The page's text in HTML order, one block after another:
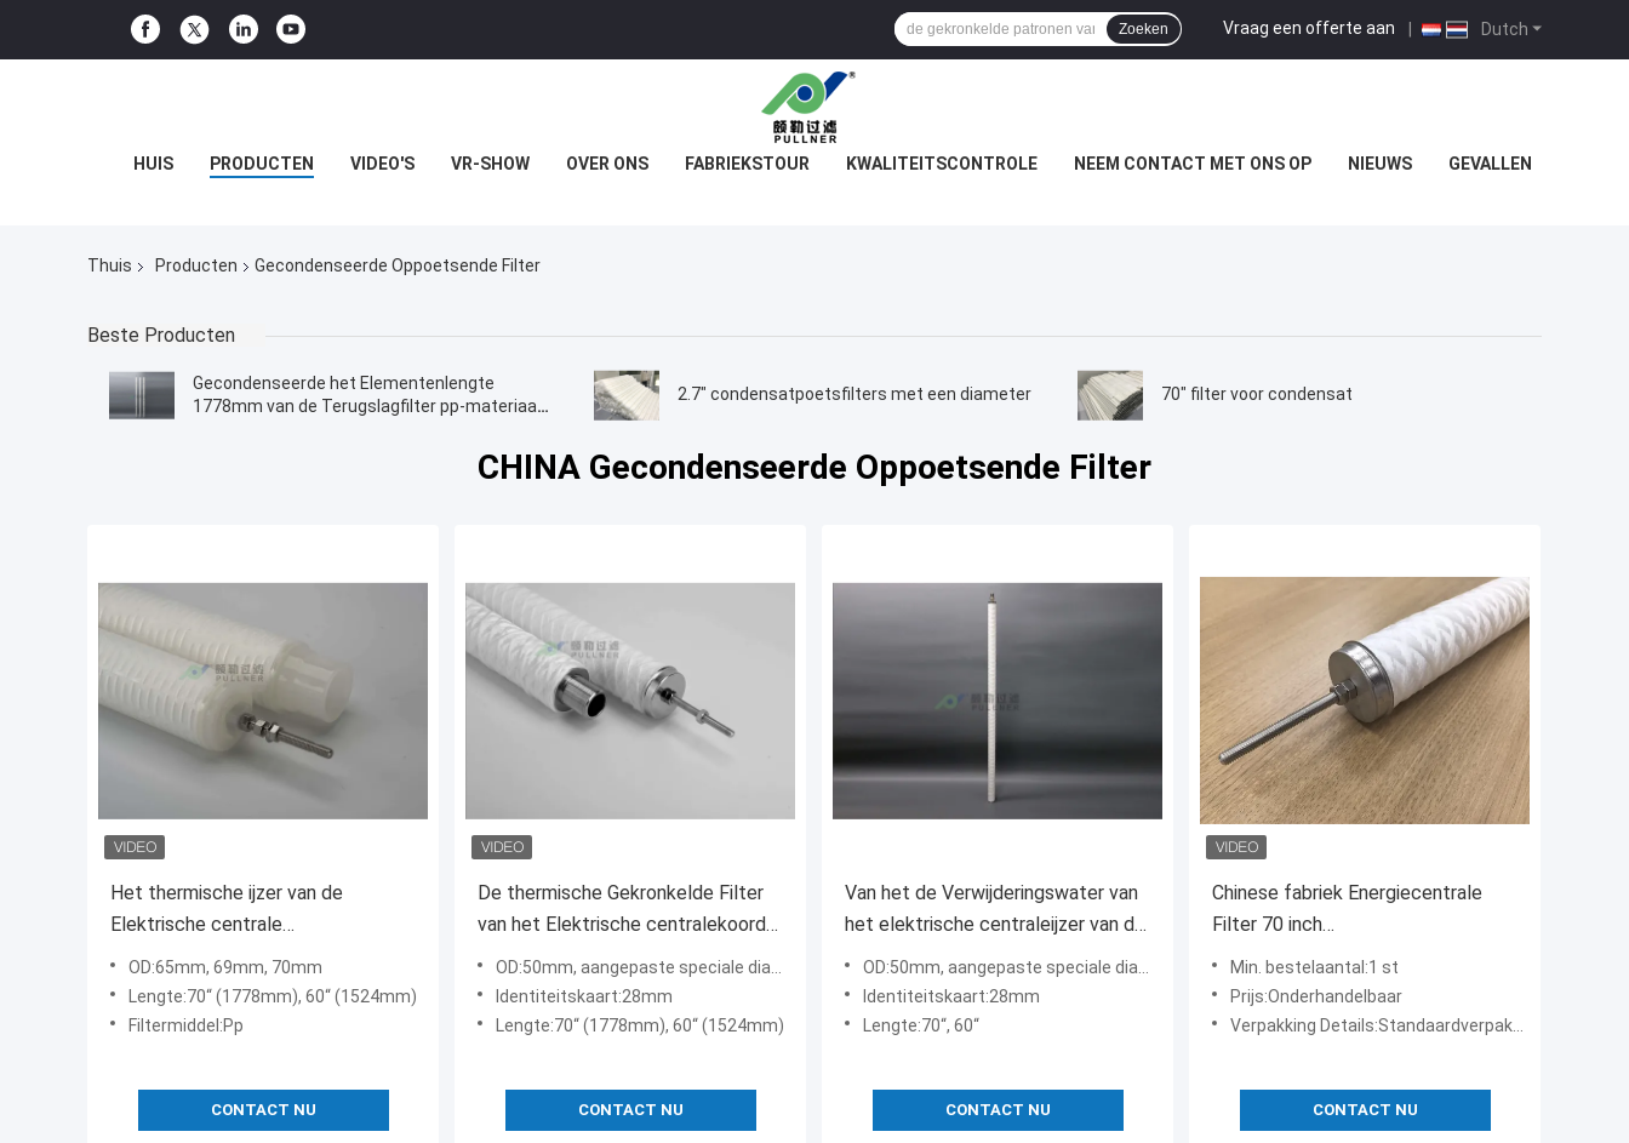
Dutch
Vraag een offerte aan |
Zoeken
HUIS PRODUCTEN VIDEO'S VR-SHOW OVER ONS FABRIEKSTOUR KWALITEITSCONTROLE NEEM CONTACT MET ONS OP NIEUWS GEVALLEN
Thuis Producten Gecondenseerde Oppoetsende Filter
Beste Producten
Gecondenseerde het Elementenlengte
1778mm van de Terugslagfilter pp-materiaal
2.7" condensatpoetsfilters met een diameter 70" filter voor condensat
CHINA Gecondenseerde Oppoetsende Filter
Het thermische ijzer van de
Elektrische centrale
Gecondenseerde filter verwijdert
backflushing pp geplooid
filterelement
OD:65mm, 69mm, 70mm
Lengte:70“ (1778mm), 60“ (1524mm)
Filtermiddel:Pp
CONTACT NU
De thermische Gekronkelde Filter
van het Elektrische centralekoord
vervangt de filterelement van
BAARKLEED ERNSTIGER
Backwashable
OD:50mm, aangepaste speciale diameter
Identiteitskaart:28mm
Lengte:70“ (1778mm), 60“ (1524mm)
CONTACT NU
Van het de Verwijderingswater van
het elektrische centraleijzer van de
de Filterpatroon de Prijs Vrije
Steekproef van Conpetitive
OD:50mm, aangepaste speciale diameter
Identiteitskaart:28mm
Lengte:70“, 60“
CONTACT NU
Chinese fabriek Energiecentrale
Filter 70 inch
waterbehandelingsfilterpatroon
Min. bestelaantal:1 st
Prijs:Onderhandelbaar
Verpakking Details:Standaardverpakking exporteren
CONTACT NU